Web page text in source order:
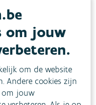
om jouw
om de website
Andere cookies zijn
om jouw